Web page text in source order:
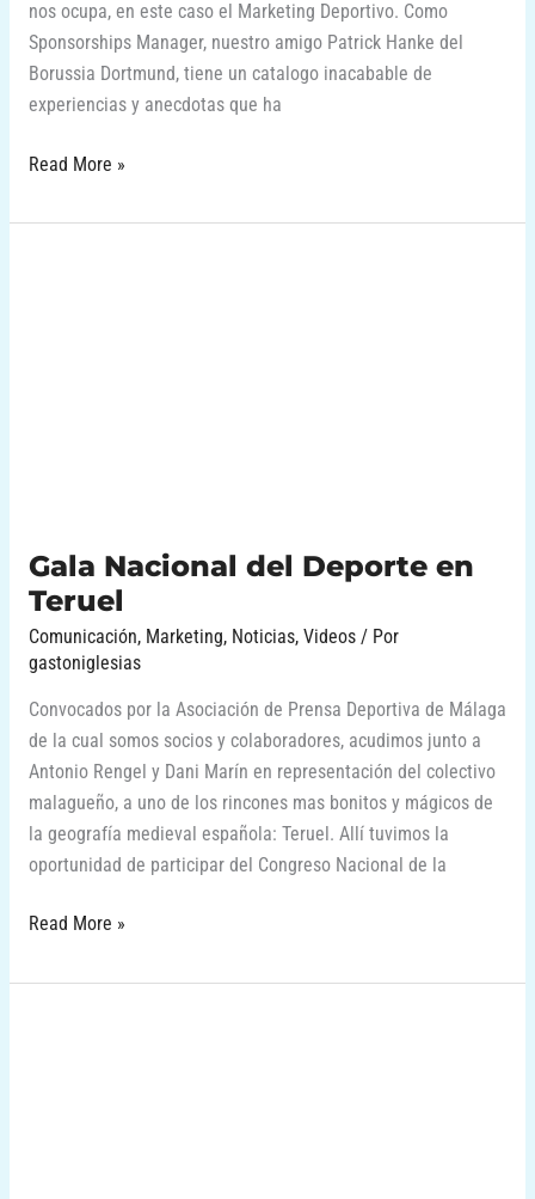
nos ocupa, en este caso el Marketing Deportivo. Como
Sponsorships Manager, nuestro amigo Patrick Hanke del
Borussia Dortmund, tiene un catalogo inacabable de
experiencias y anecdotas que ha
Read More »
Gala Nacional del Deporte en
Teruel
Comunicación, Marketing, Noticias, Videos/ Por
gastoniglesias
Convocados por la Asociación de Prensa Deportiva de Málaga
de la cual somos socios y colaboradores, acudimos junto a
Antonio Rengel y Dani Marín en representación del colectivo
malagueño, a uno de los rincones mas bonitos y mágicos de
la geografía medieval española: Teruel. Allí tuvimos la
oportunidad de participar del Congreso Nacional de la
Read More »